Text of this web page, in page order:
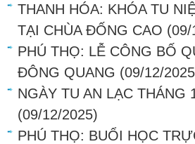
THANH HÓA: KHÓA TU
TẠI CHÙA ĐỐNG CAO (09/
PHÚ THỌ: LỄ CÔNG BỐ
ĐÔNG QUANG (09/12/
NGÀY TU AN LẠC THÁNG
(09/12/2025)
PHÚ THỌ: BUỔI HỌC